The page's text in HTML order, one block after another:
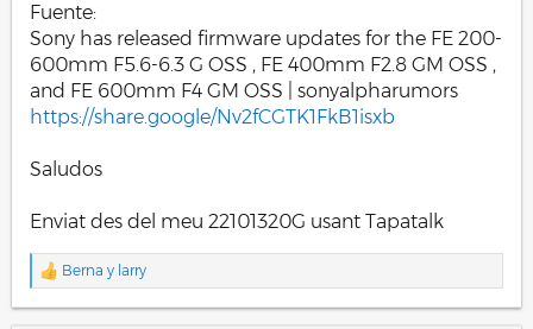
Fuente:
Sony has released firmware updates for the FE 200-
600mm F5.6-6.3 G OSS , FE 400mm F2.8 GM OSS ,
and FE 600mm F4 GM OSS | sonyalpharumors
https://share.google/Nv2fCGTK1FkB1isxb
Saludos
Enviat des del meu 22101320G usant Tapatalk
R
Berna y larry